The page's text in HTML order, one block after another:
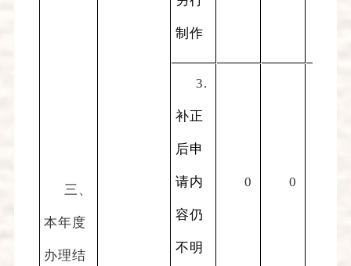
三、
本年度
办理结
制作
3.
补正
后申
请内
容仍
不明
0 0